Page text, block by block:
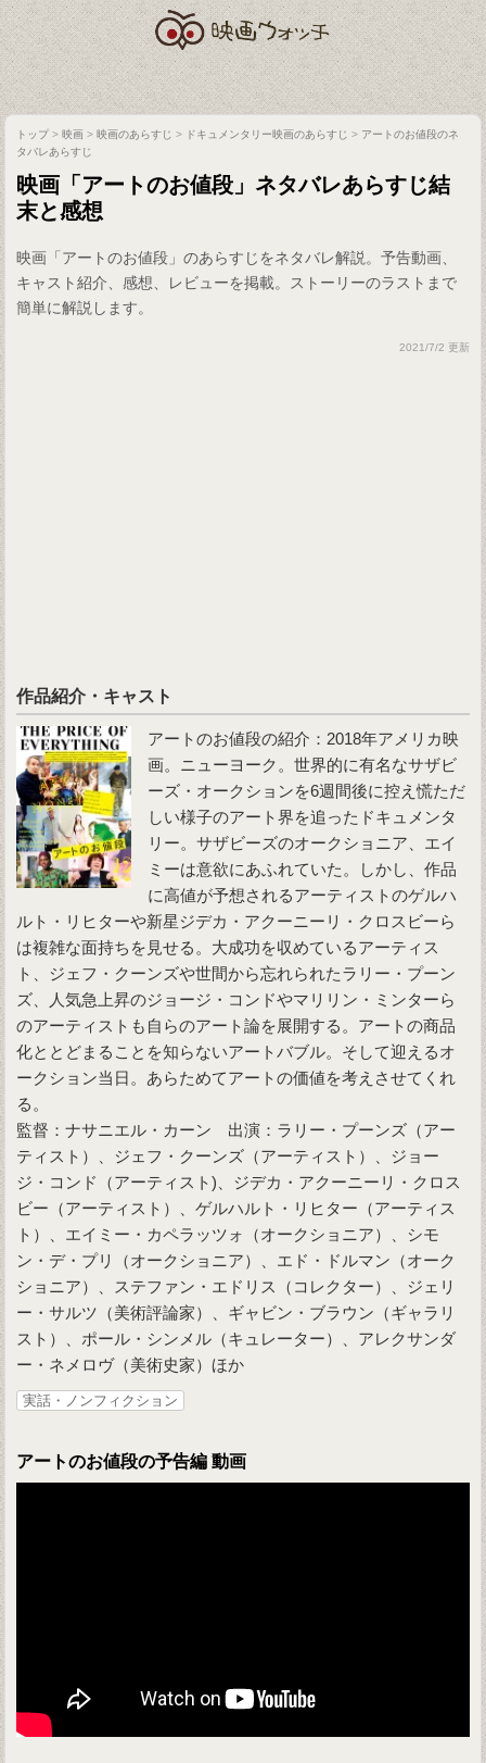
トップ>映画 >映画のあらすじ > ドキュメンタリー映画のあらすじ > アートのお値段のネ
タバレあらすじ
映画「アートのお値段」ネタバレあらすじ結
末と感想
映画「アートのお値段」のあらすじをネタバレ解説。予告動画、
キャスト紹介、感想、レビューを掲載。ストーリーのラストまで
簡単に解説します。
2021/7/2 更新
作品紹介・キャスト
アートのお値段の紹介：2018年アメリカ映
画。ニューヨーク。世界的に有名なサザビ
ーズ・オークションを6週間後に控え慌ただ
しい様子のアート界を追ったドキュメンタ
リー。サザビーズのオークショニア、エイ
ミーは意欲にあふれていた。しかし、作品
に高値が予想されるアーティストのゲルハ
ルト・リヒターや新星ジデカ・アクーニーリ・クロスビーら
は複雑な面持ちを見せる。大成功を収めているアーティス
ト、ジェフ・クーンズや世間から忘れられたラリー・プーン
ズ、人気急上昇のジョージ・コンドやマリリン・ミンターら
のアーティストも自らのアート論を展開する。アートの商品
化ととどまることを知らないアートバブル。そして迎えるオ
ークション当日。あらためてアートの価値を考えさせてくれ
る。
監督：ナサニエル・カーン 出演：ラリー・プーンズ（アー
ティスト）、ジェフ・クーンズ（アーティスト）、ジョー
ジ・コンド（アーティスト)、ジデカ・アクーニーリ・クロス
ビー（アーティスト）、ゲルハルト・リヒター（アーティス
ト）、エイミー・カペラッツォ（オークショニア）、シモ
ン・デ・プリ（オークショニア）、エド・ドルマン（オーク
ショニア）、ステファン・エドリス（コレクター）、ジェリ
ー・サルツ（美術評論家）、ギャビン・ブラウン（ギャラリ
スト）、ポール・シンメル（キュレーター）、アレクサンダ
ー・ネメロヴ（美術史家）ほか
実話・ノンフィクション
アートのお値段の予告編 動画